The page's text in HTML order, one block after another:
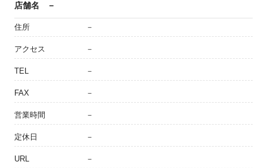
店舗名 －
住所 －
アクセス －
TEL －
FAX －
営業時間 －
定休日 －
URL －